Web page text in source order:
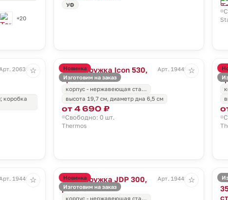
+20
УФ
Арт. 20630.60
коробка
☆
Новинка
Изготовим на заказ
Термокружка Icon 530,
красная
Арт. 19442.50
корпус - нержавеющая ста…
высота 19,7 см, диаметр дна 6,5 см
от 4 690 ₽
Свободно: 0 шт.
Thermos
☆
Арт. 19446.90
☆
Новинка
Изготовим на заказ
Термокружка JDP 300,
розовая
Арт. 19449.15
корпус - нержавеющая ста…
☆